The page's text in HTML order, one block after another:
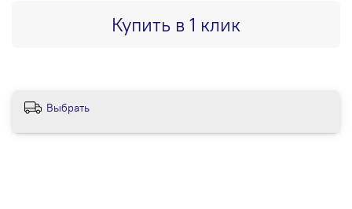
Купить в 1 клик
Выбрать